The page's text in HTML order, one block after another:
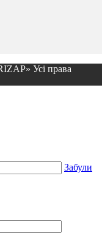
Усі права
Забули